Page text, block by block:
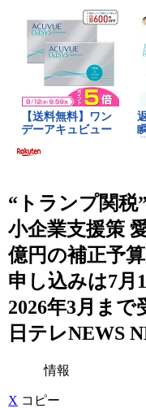
“トランプ関税
小企業支援策
億円の補正予
申し込みは7月
2026年3月まで
日テレNEWS
情報
X コピー